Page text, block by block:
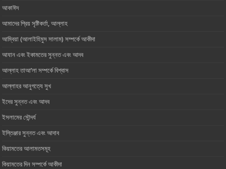
আকাঈদ
আমাদের প্রিয় সৃষ্টিকর্তা, আল্লাহ ‎
আম্বিয়া (আলাইহিমুস সালাম) সম্পর্কে আকীদা
আযান এবং ইকামতের সুন্নত এবং আদব
আল্লাহ তাআ’লা সম্পর্কে বিশ্বাস
আল্লাহর আনুগত্যে সুখ
ইদের সুন্নত এবং আদব
ইসলামের সৌন্দর্য
ইস্তিঞ্জার সুন্নত এবং আদাব
কিয়ামতের আলামতসমূহ
কিয়ামতের দিন সম্পর্কে আকীদা